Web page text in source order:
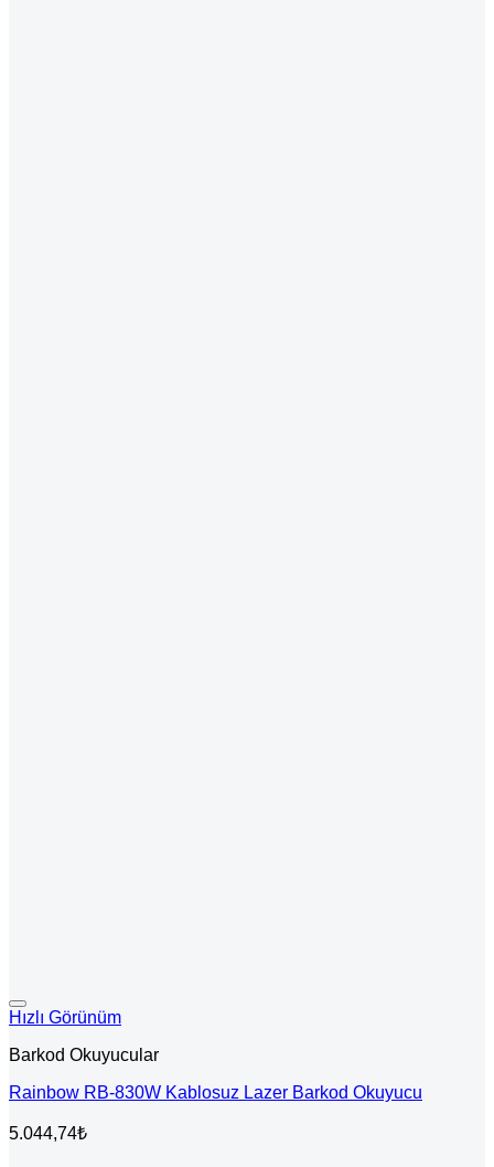
Hızlı Görünüm
Barkod Okuyucular
Rainbow RB-830W Kablosuz Lazer Barkod Okuyucu
5.044,74₺